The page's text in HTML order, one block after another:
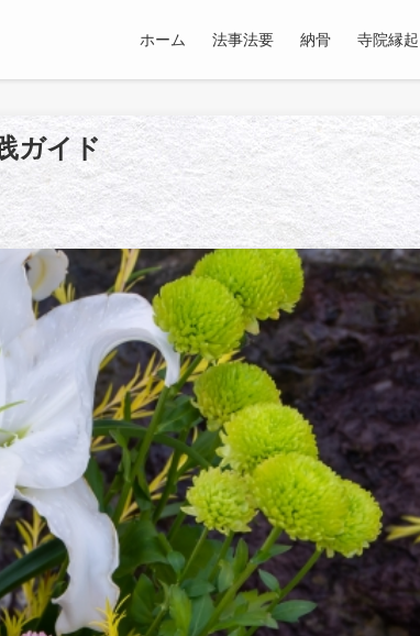
ホーム 法事法要 納骨 寺院縁起
ガイド